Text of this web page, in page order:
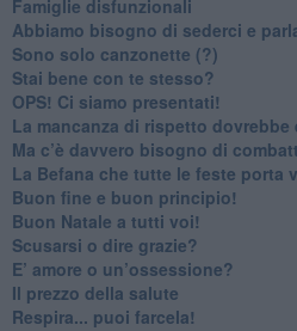
​Famiglie disfunzionali
​Abbiamo bisogno di sederci e
Sono solo canzonette (?)
​Stai bene con te stesso?
​OPS! Ci siamo presentati!
​La mancanza di rispetto dovrebbe
​Ma c’è davvero bisogno di
​La Befana che tutte le feste porta
Buon fine e buon principio!
​Buon Natale a tutti voi!
​Scusarsi o dire grazie?
​E’ amore o un’ossessione?
​Il prezzo della salute
​Respira... puoi farcela!